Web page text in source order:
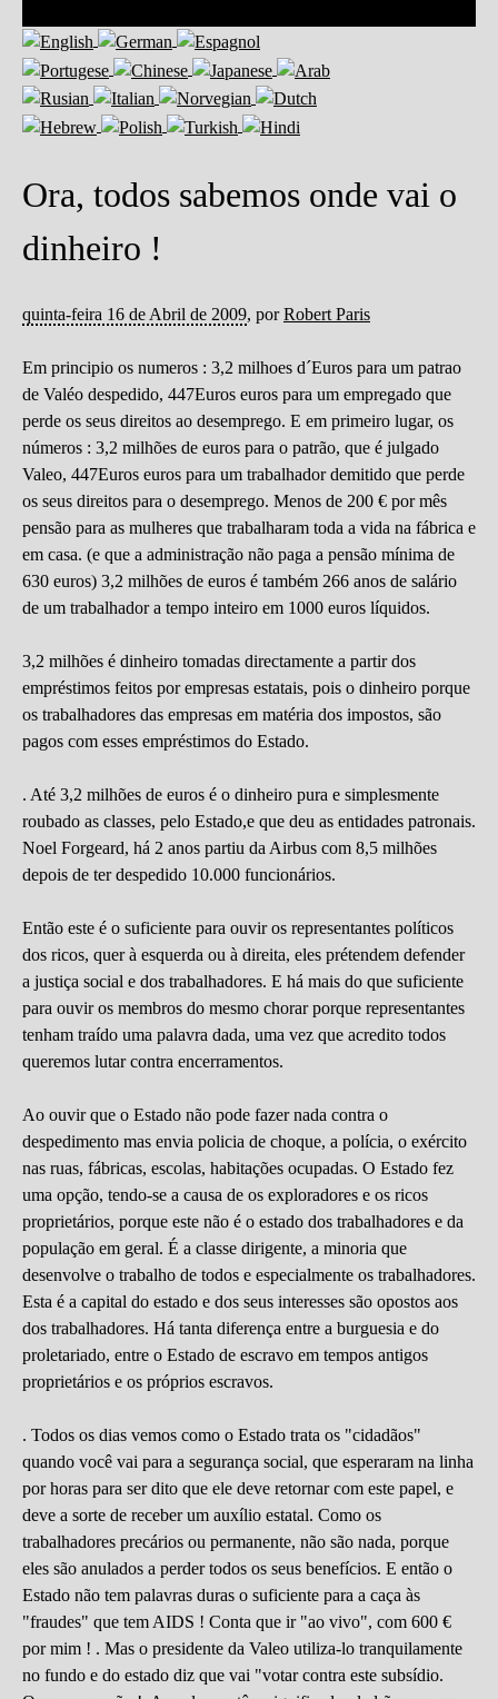
Ora, todos sabemos onde vai o
dinheiro !
quinta-feira 16 de Abril de 2009, porRobert Paris
Em principio os numeros : 3,2 milhoes d´Euros para um patrao
de Valéo despedido, 447Euros euros para um empregado que
perde os seus direitos ao desemprego. E em primeiro lugar, os
números : 3,2 milhões de euros para o patrão, que é julgado
Valeo, 447Euros euros para um trabalhador demitido que perde
os seus direitos para o desemprego. Menos de 200 € por mês
pensão para as mulheres que trabalharam toda a vida na fábrica e
em casa. (e que a administração não paga a pensão mínima de
630 euros) 3,2 milhões de euros é também 266 anos de salário
de um trabalhador a tempo inteiro em 1000 euros líquidos.
3,2 milhões é dinheiro tomadas directamente a partir dos
empréstimos feitos por empresas estatais, pois o dinheiro porque
os trabalhadores das empresas em matéria dos impostos, são
pagos com esses empréstimos do Estado.
. Até 3,2 milhões de euros é o dinheiro pura e simplesmente
roubado as classes, pelo Estado,e que deu as entidades patronais.
Noel Forgeard, há 2 anos partiu da Airbus com 8,5 milhões
depois de ter despedido 10.000 funcionários.
Então este é o suficiente para ouvir os representantes políticos
dos ricos, quer à esquerda ou à direita, eles prétendem defender
a justiça social e dos trabalhadores. E há mais do que suficiente
para ouvir os membros do mesmo chorar porque representantes
tenham traído uma palavra dada, uma vez que acredito todos
queremos lutar contra encerramentos.
Ao ouvir que o Estado não pode fazer nada contra o
despedimento mas envia policia de choque, a polícia, o exército
nas ruas, fábricas, escolas, habitações ocupadas. O Estado fez
uma opção, tendo-se a causa de os exploradores e os ricos
proprietários, porque este não é o estado dos trabalhadores e da
população em geral. É a classe dirigente, a minoria que
desenvolve o trabalho de todos e especialmente os trabalhadores.
Esta é a capital do estado e dos seus interesses são opostos aos
dos trabalhadores. Há tanta diferença entre a burguesia e do
proletariado, entre o Estado de escravo em tempos antigos
proprietários e os próprios escravos.
. Todos os dias vemos como o Estado trata os "cidadãos"
quando você vai para a segurança social, que esperaram na linha
por horas para ser dito que ele deve retornar com este papel, e
deve a sorte de receber um auxílio estatal. Como os
trabalhadores precários ou permanente, não são nada, porque
eles são anulados a perder todos os seus benefícios. E então o
Estado não tem palavras duras o suficiente para a caça às
"fraudes" que tem AIDS ! Conta que ir "ao vivo", com 600 €
por mim ! . Mas o presidente da Valeo utiliza-lo tranquilamente
no fundo e do estado diz que vai "votar contra este subsídio.